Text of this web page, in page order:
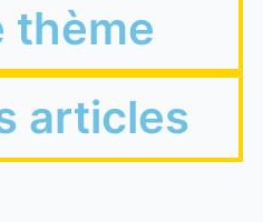
thème
articles